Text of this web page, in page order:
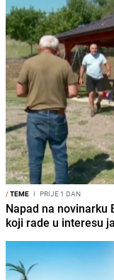
/TEME I PRIJE 1 DAN
Napad na novinarku
koji rade u interesu